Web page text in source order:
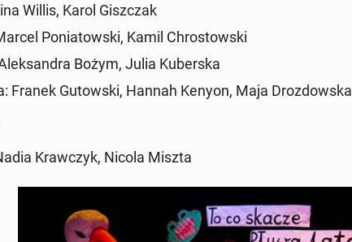
Willis, Karol Gisz­czak
Po­nia­tow­ski, Kamil Chro­stow­ski
Bożym, Julia Ku­ber­ska
Franek Gu­tow­ski, Hannah Kenyon, Maja Droz­dow­ska
Kraw­czyk, Nicola Miszta